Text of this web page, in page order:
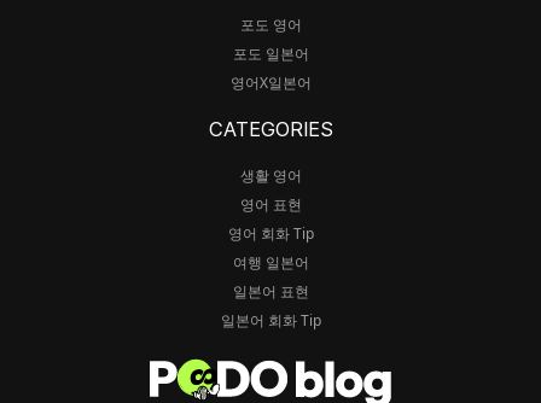
포도 영어
포도 일본어
영어X일본어
CATEGORIES
생활 영어
영어 표현
영어 회화 Tip
여행 일본어
일본어 표현
일본어 회화 Tip